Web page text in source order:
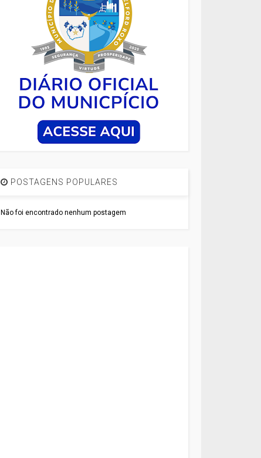
POSTAGENS POPULARES
Não foi encontrado nenhum postagem